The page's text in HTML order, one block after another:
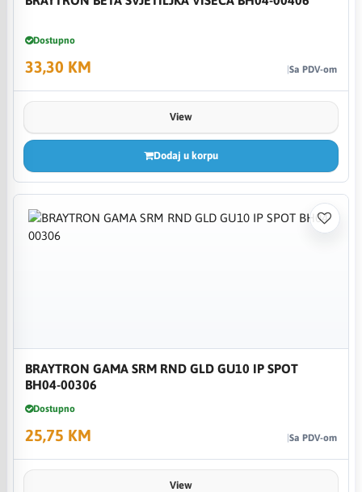
Dostupno
33,30 KM Sa PDV-om
View
Dodaj u korpu
BRAYTRON GAMA SRM RND GLD GU10 IP SPOT
BH04-00306
Dostupno
25,75 KM Sa PDV-om
View